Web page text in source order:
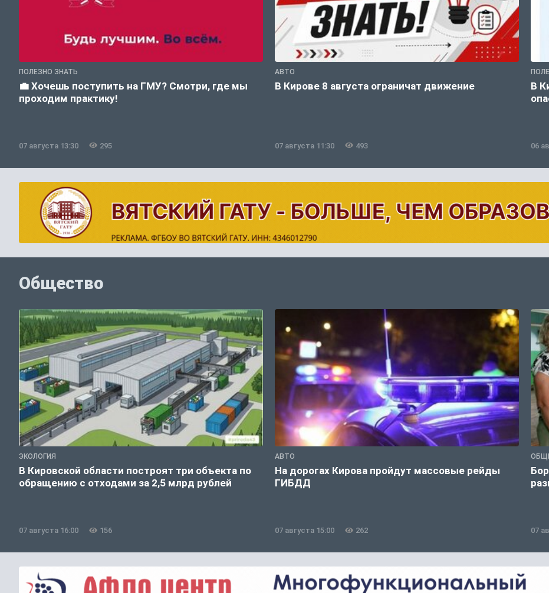
ПОЛЕЗНО ЗНАТЬ
💼 Хочешь поступить на ГМУ? Смотри, где мы
проходим практику!
07 августа 13:30 295
АВТО
В Кирове 8 августа ограничат движение
07 августа 11:30 493
В
06
Общество
ЭКОЛОГИЯ
В Кировской области построят три объекта по
обращению с отходами за 2,5 млрд рублей
07 августа 16:00 156
АВТО
На дорогах Кирова пройдут массовые рейды
ГИБДД
07 августа 15:00 262 07